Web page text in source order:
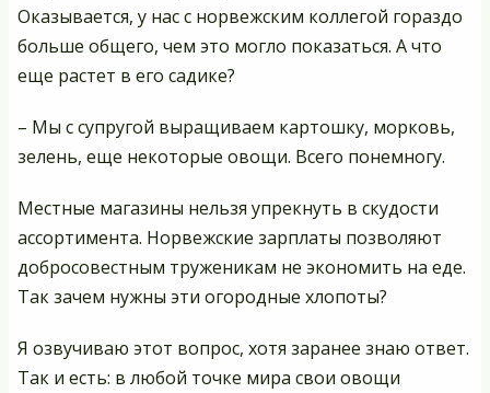
Оказывается, у нас с норвежским коллегой гораздо
больше общего, чем это могло показаться. А что
еще растет в его садике?
– Мы с супругой выращиваем картошку, морковь,
зелень, еще некоторые овощи. Всего понемногу.
Местные магазины нельзя упрекнуть в скудости
ассортимента. Норвежские зарплаты позволяют
добросовестным труженикам не экономить на еде.
Так зачем нужны эти огородные хлопоты?
Я озвучиваю этот вопрос, хотя заранее знаю ответ.
Так и есть: в любой точке мира свои овощи